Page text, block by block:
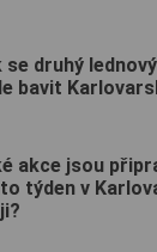
se druhý
bavit
akce jsou
týden v